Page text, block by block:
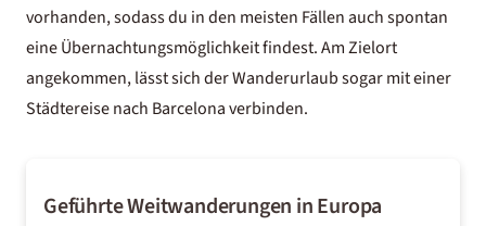
vorhanden, sodass du in den meisten Fällen auch spontan
eine Übernachtungsmöglichkeit findest. Am Zielort
angekommen, lässt sich derWanderurlaubsogar mit einer
Städtereise nach Barcelonaverbinden.
Geführte Weitwanderungen in Europa